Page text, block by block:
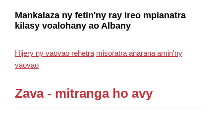
Mankalaza ny fetin'ny ray ireo mpianatra
kilasy voalohany ao Albany
Hijery ny vaovao rehetra misoratra anarana amin'ny
vaovao
Zava - mitranga ho avy